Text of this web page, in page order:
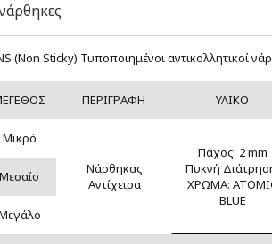
(Non Sticky) Τυποποιημένοι αντικολλητικοί
ΠΕΡΙΓΡΑΦΗ ΥΛΙΚΟ
Μικρό
Νάρθηκας
Αντίχειρα
Πάχος: 2 mm
Πυκνή
ΧΡΩΜΑ:
BLUE
Μεσαίο